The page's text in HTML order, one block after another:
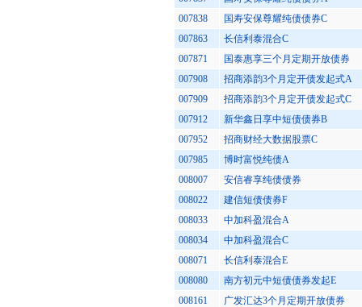
007838
国寿安保尊耀纯债债券C
007863
长信利泰混合C
007871
国泰惠享三个月定期开放债券
007908
招商添韵3个月定开债发起式A
007909
招商添韵3个月定开债发起式C
007912
新华鑫日享中短债债券B
007952
招商财经大数据股票C
007985
博时富悦纯债A
008007
安信睿享纯债债券
008022
建信短债债券F
008033
中加科盈混合A
008034
中加科盈混合C
008071
长信利泰混合E
008080
南方初元中短债债券发起E
008161
广发汇达3个月定期开放债券